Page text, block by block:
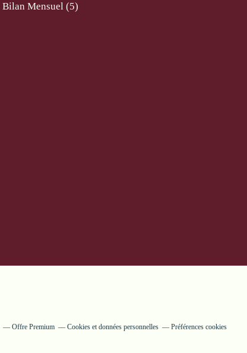
Bilan Mensuel (5)
Offre Premium Cookies et données personnelles Préférences cookies